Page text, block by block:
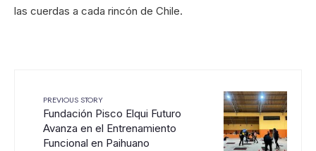
las cuerdas a cada rincón de Chile.
PREVIOUS STORY
Fundación Pisco Elqui Futuro
Avanza en el Entrenamiento
Funcional en Paihuano